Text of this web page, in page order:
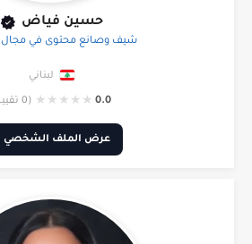
حسين فياض
شيف وصانع محتوى في
لبناني
0.0
★
★
★
★
★ (0 تقييم)
عرض الملف الشخصي